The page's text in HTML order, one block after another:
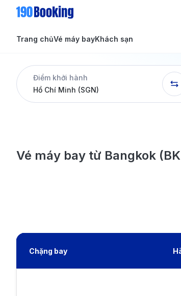
Trang chủVé máy bay
Tin tức
Dịch vụ
Khách sạn
Tin tức
Điểm khởi hành
Vé máy bay từ Bangkok
Chặng bay